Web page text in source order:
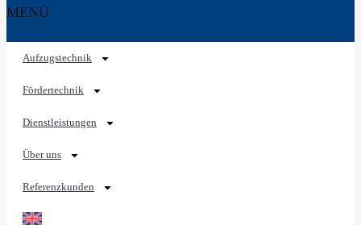
MENÜ
Aufzugstechnik
Fördertechnik
Dienstleistungen
Über uns
Referenzkunden